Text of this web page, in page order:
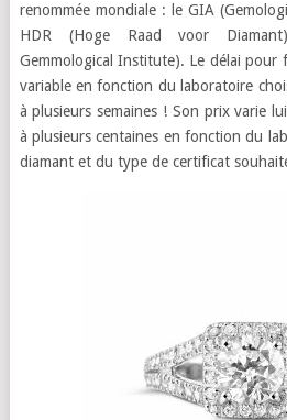
renommée mondiale : le GIA
HDR (Hoge Raad voor
Gemmological Institute). Le délai pour
variable en fonction du laboratoire
à plusieurs semaines ! Son prix varie
à plusieurs centaines en fonction du
diamant et du type de certificat